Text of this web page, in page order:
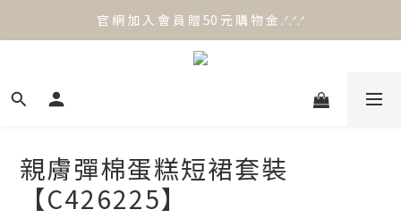
官 網 加 入 會 員 贈 50 元 購 物 金 .ᐟ.ᐟ.ᐟ
官 網 加 入 會 員 贈 50 元 購 物 金 .ᐟ.ᐟ.ᐟ
⟡.·*. 滿 NT.1000 免 運 費 ꔛ♡
親膚彈棉蛋糕短裙套裝
【C426225】